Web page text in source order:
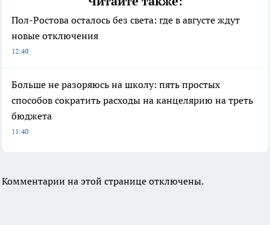
Пол-Ростова осталось без света: где в августе ждут
новые отключения
12:49
Больше не разоряюсь на школу: пять простых
способов сократить расходы на канцелярию на треть
бюджета
11:40
Комментарии на этой странице отключены.